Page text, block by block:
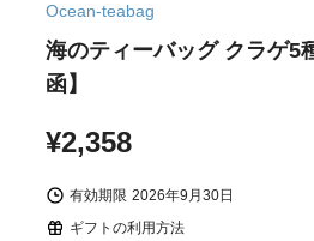
Ocean-teabag
海のティーバッグ クラゲ5
函】
¥2,358
有効期限 2026年9月30日
ギフトの利用方法